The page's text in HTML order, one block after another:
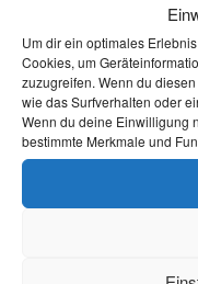
Um dir ein optimales
Cookies, um
zuzugreifen. Wenn du
wie das Surfverhalten oder
Wenn du deine Einwilligung
bestimmte Merkmale und
g